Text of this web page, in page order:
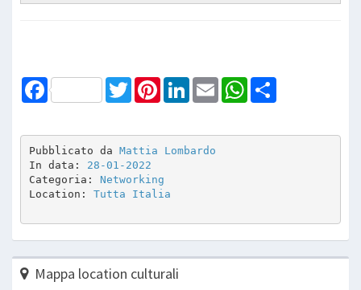
Facebook TwitterPinterestLinkedInEmail WhatsApp
Pubblicato da Mattia Lombardo
In data: 28-01-2022
Categoria: Networking
Location: Tutta Italia
Mappa location culturali